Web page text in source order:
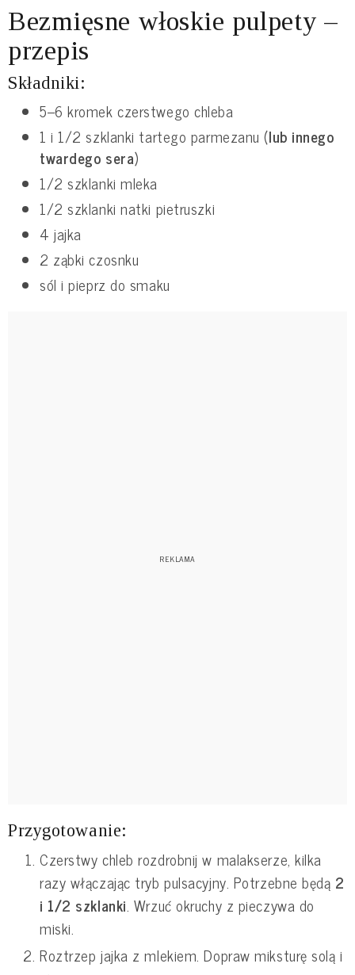
Bezmięsne włoskie pulpety –
przepis
Składniki:
5–6 kromek czerstwego chleba
1 i 1/2 szklanki tartego parmezanu (lub innego
twardego sera)
1/2 szklanki mleka
1/2 szklanki natki pietruszki
4 jajka
2 ząbki czosnku
sól i pieprz do smaku
Przygotowanie:
Czerstwy chleb rozdrobnij w malakserze, kilka
razy włączając tryb pulsacyjny. Potrzebne będą 2
i 1/2 szklanki. Wrzuć okruchy z pieczywa do
miski.
Roztrzep jajka z mlekiem. Dopraw miksturę solą i